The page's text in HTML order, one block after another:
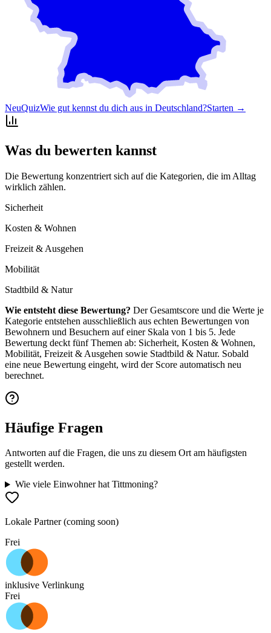
NeuQuizWie gut kennst du dich aus in Deutschland?Starten →
Was du bewerten kannst
Die Bewertung konzentriert sich auf die Kategorien, die im Alltag
wirklich zählen.
Sicherheit
Kosten & Wohnen
Freizeit & Ausgehen
Mobilität
Stadtbild & Natur
Wie entsteht diese Bewertung? Der Gesamtscore und die Werte je
Kategorie entstehen ausschließlich aus echten Bewertungen von
Bewohnern und Besuchern auf einer Skala von 1 bis 5. Jede
Bewertung deckt fünf Themen ab: Sicherheit, Kosten & Wohnen,
Mobilität, Freizeit & Ausgehen sowie Stadtbild & Natur. Sobald
eine neue Bewertung eingeht, wird der Score automatisch neu
berechnet.
Häufige Fragen
Antworten auf die Fragen, die uns zu diesem Ort am häufigsten
gestellt werden.
Wie viele Einwohner hat Tittmoning?
Lokale Partner (coming soon)
Frei
inklusive Verlinkung
Frei